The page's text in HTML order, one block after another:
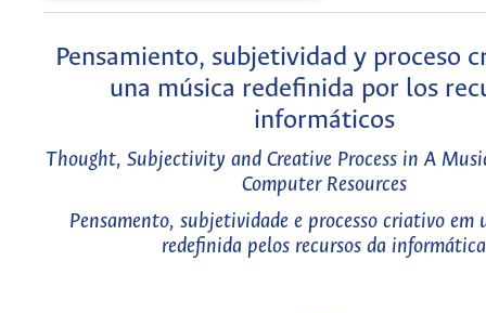
Pensamiento, subjetividad y proceso
una música redefinida por los
informáticos
Thought, Subjectivity and Creative Process in A
Computer Resources
Pensamento, subjetividade e processo criativo em
redefinida pelos recursos da informática